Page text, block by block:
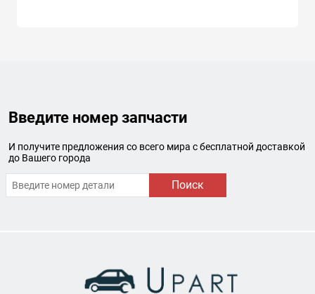
Введите номер запчасти
И получите предложения со всего мира с бесплатной доставкой
до Вашего города
Поиск